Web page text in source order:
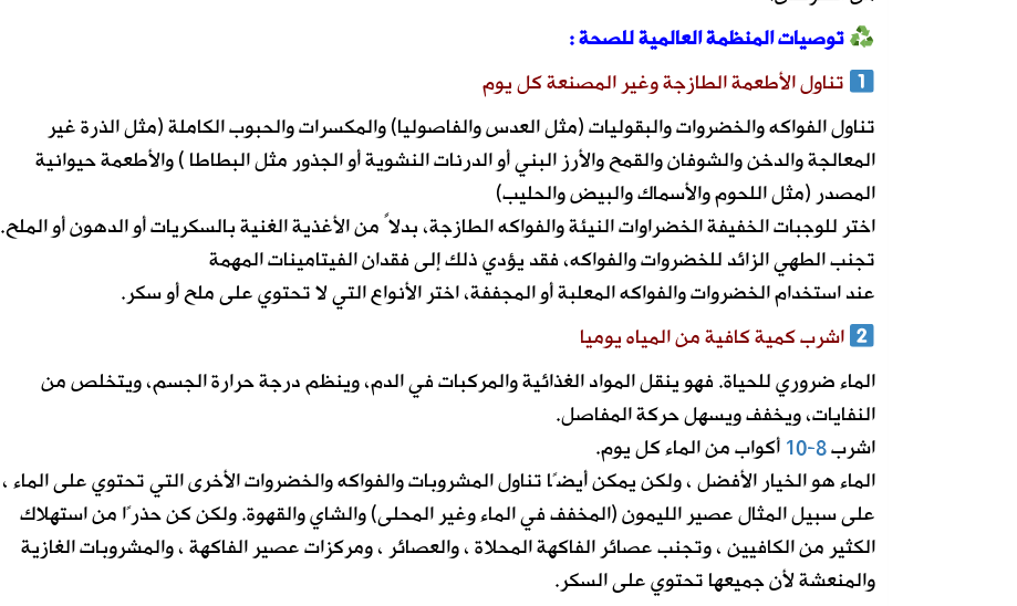
توصيات المنظمة العالمية للصحة :
تناول الأطعمة الطازجة وغير المصنعة كل يوم
تناول الفواكه والخضروات والبقوليات (مثل العدس والفاصوليا) والمكسرات والحبوب الكاملة (مثل الذرة غير
المعالجة والدخن والشوفان والقمح والأرز البني أو الدرنات النشوية أو الجذور مثل البطاطا ) والأطعمة حيوانية
المصدر (مثل اللحوم والأسماك والبيض والحليب)
اختر للوجبات الخفيفة الخضراوات النيئة والفواكه الطازجة، بدلاً من الأغذية الغنية بالسكريات أو الدهون أو الملح.
تجنب الطهي الزائد للخضروات والفواكه، فقد يؤدي ذلك إلى فقدان الفيتامينات المهمة
عند استخدام الخضروات والفواكه المعلبة أو المجففة، اختر الأنواع التي لا تحتوي على ملح أو سكر.
اشرب كمية كافية من المياه يوميا
الماء ضروري للحياة. فهو ينقل المواد الغذائية والمركبات في الدم، وينظم درجة حرارة الجسم، ويتخلص من
النفايات، ويخفف ويسهل حركة المفاصل.
اشرب8-10
أكواب من الماء كل يوم.
الماء هو الخيار الأفضل ، ولكن يمكن أيضًا تناول المشروبات والفواكه والخضروات الأخرى التي تحتوي على الماء ،
على سبيل المثال عصير الليمون (المخفف في الماء وغير المحلى) والشاي والقهوة. ولكن كن حذرًا من استهلاك
الكثير من الكافيين ، وتجنب عصائر الفاكهة المحلاة ، والعصائر ، ومركزات عصير الفاكهة ، والمشروبات الغازية
والمنعشة لأن جميعها تحتوي على السكر.